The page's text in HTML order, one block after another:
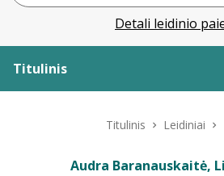
Detali leidinio
Titulinis
Titulinis Leidiniai
Audra Baranauskaitė,